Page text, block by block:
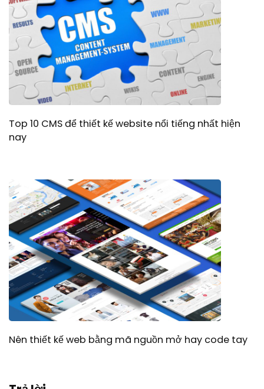
Top 10 CMS để thiết kế website nổi tiếng nhất hiện
nay
Nên thiết kế web bằng mã nguồn mở hay code tay